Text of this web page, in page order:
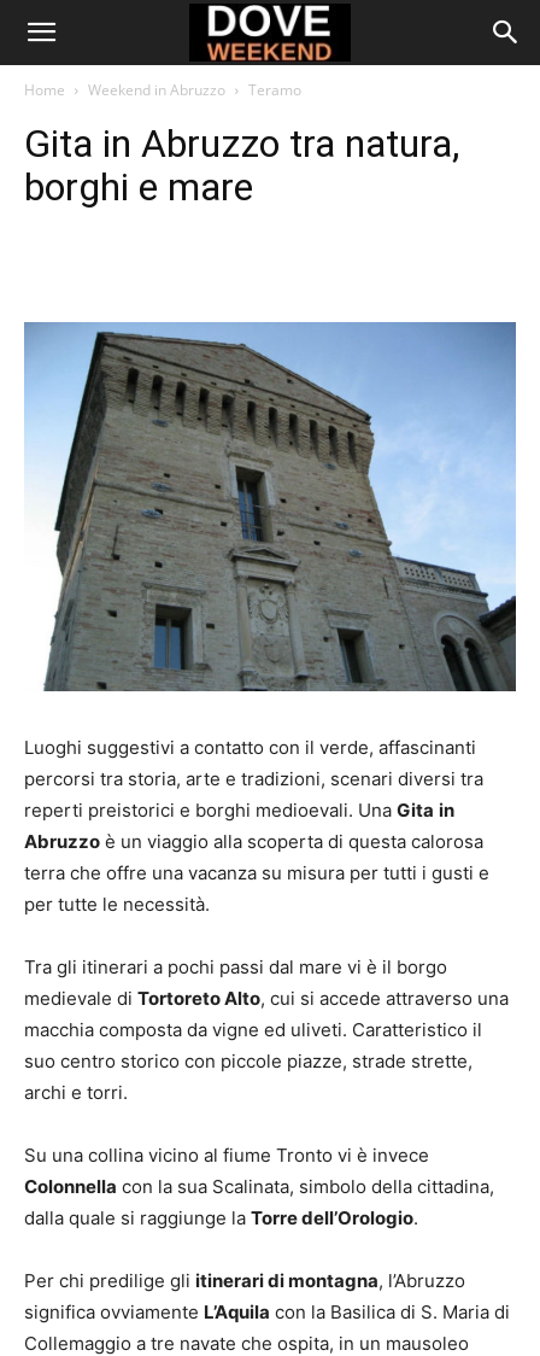
Home Weekend in Abruzzo Teramo
Gita in Abruzzo tra natura,
borghi e mare
Luoghi suggestivi a contatto con il verde, affascinanti
percorsi tra storia, arte e tradizioni, scenari diversi tra
reperti preistorici e borghi medioevali. Una Gita in
Abruzzo è un viaggio alla scoperta di questa calorosa
terra che offre una vacanza su misura per tutti i gusti e
per tutte le necessità.
Tra gli itinerari a pochi passi dal mare vi è il borgo
medievale di Tortoreto Alto, cui si accede attraverso una
macchia composta da vigne ed uliveti. Caratteristico il
suo centro storico con piccole piazze, strade strette,
archi e torri.
Su una collina vicino al fiume Tronto vi è invece
Colonnella con la sua Scalinata, simbolo della cittadina,
dalla quale si raggiunge la Torre dell’Orologio.
Per chi predilige gli itinerari di montagna, l’Abruzzo
significa ovviamente L’Aquila con la Basilica di S. Maria di
Collemaggio a tre navate che ospita, in un mausoleo